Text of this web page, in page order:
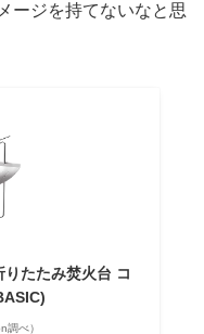
ージを持てないなと思
たたみ焚火台 コ
べ）